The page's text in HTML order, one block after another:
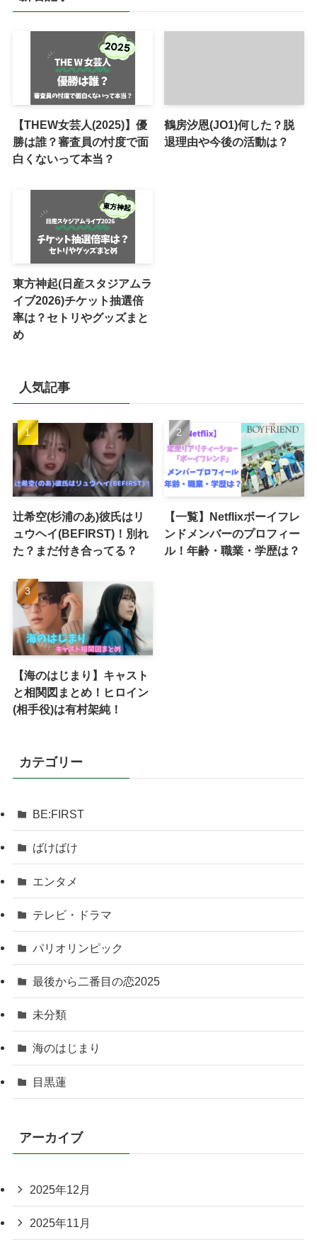
【THEW女芸人(2025)】優
勝は誰？審査員の忖度で面
白くないって本当？
鶴房汐恩(JO1)何した？脱
退理由や今後の活動は？
東方神起(日産スタジアムラ
イブ2026)チケット抽選倍
率は？セトリやグッズまと
め
人気記事
辻希空(杉浦のあ)彼氏はリ
ュウヘイ(BEFIRST)！別れ
た？まだ付き合ってる？
【一覧】Netflixボーイフレ
ンドメンバーのプロフィー
ル！年齢・職業・学歴は？
【海のはじまり】キャスト
と相関図まとめ！ヒロイン
(相手役)は有村架純！
カテゴリー
BE:FIRST
ばけばけ
エンタメ
テレビ・ドラマ
パリオリンピック
最後から二番目の恋2025
未分類
海のはじまり
目黒蓮
アーカイブ
2025年12月
2025年11月